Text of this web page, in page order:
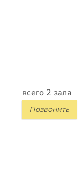
всего 2 зала
Позвонить